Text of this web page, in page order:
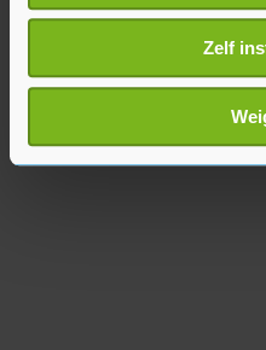
locatie, die tot een
Uw apparaat
scannen op specifieke
Lees meer over hoe uw
verwerkt en stel uw
U kunt uw toestemming op
Zelf